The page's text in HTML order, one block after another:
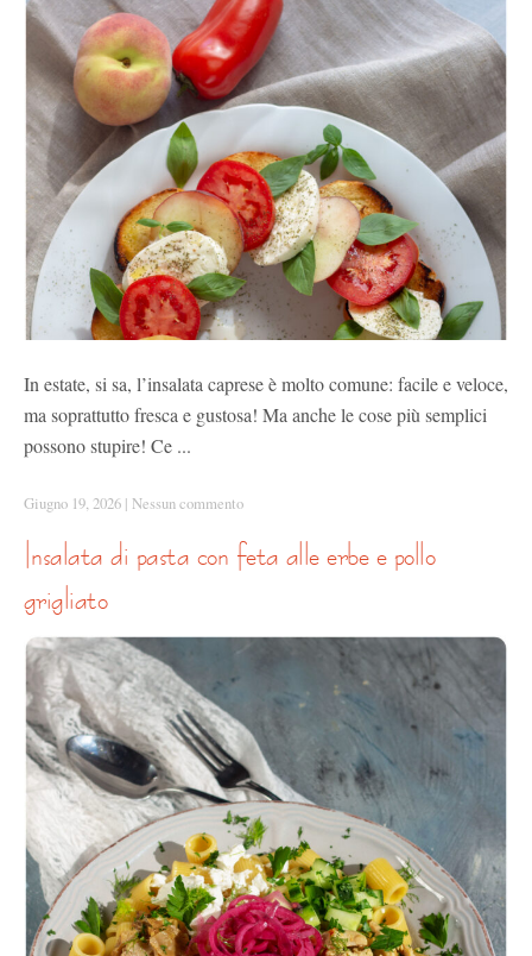
In estate, si sa, l’insalata caprese è molto comune: facile e veloce,
ma soprattutto fresca e gustosa! Ma anche le cose più semplici
possono stupire! Ce ...
Giugno 19, 2026 | Nessun commento
insalata di pasta con feta alle erbe e pollo
grigliato